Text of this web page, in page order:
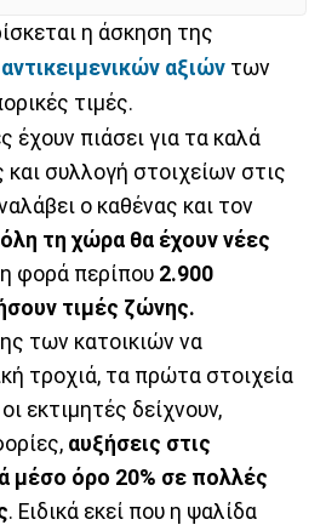
η άσκηση της
αντικειμενικών αξιών των
τιμές.
έχουν πιάσει για τα καλά
και συλλογή στοιχείων στις
ο καθένας και τον
τη χώρα θα έχουν νέες
φορά περίπου 2.900
τιμές ζώνης.
των κατοικιών να
τροχιά, τα πρώτα στοιχεία
εκτιμητές δείχνουν,
αυξήσεις στις
μέσο όρο 20% σε πολλές
. Ειδικά εκεί που η ψαλίδα